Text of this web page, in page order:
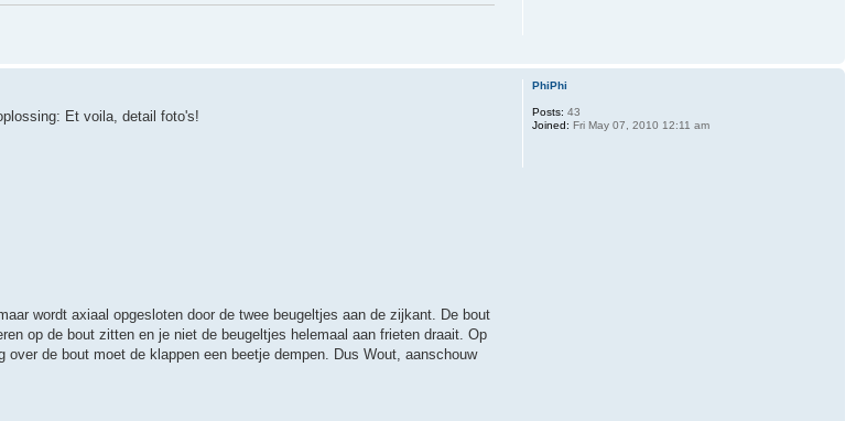
Et voila, detail foto's!
wordt axiaal opgesloten door de twee beugeltjes aan de zijkant. De bout
op de bout zitten en je niet de beugeltjes helemaal aan frieten draait. Op
de bout moet de klappen een beetje dempen. Dus Wout, aanschouw
PhiPhi
Posts: 43
Joined: Fri May 07, 2010 12:11 am